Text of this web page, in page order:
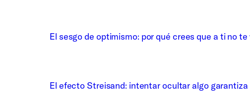
El sesgo de optimismo: por qué crees que a ti no te
El efecto Streisand: intentar ocultar algo garantiza